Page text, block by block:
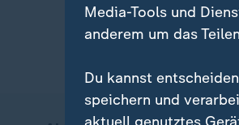
Media-Tools und
anderem um das
Du kannst
speichern und